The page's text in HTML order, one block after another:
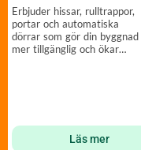
Erbjuder hissar, rulltrappor,
portar och automatiska
dörrar som gör din byggnad
mer tillgänglig och ökar
Läs mer